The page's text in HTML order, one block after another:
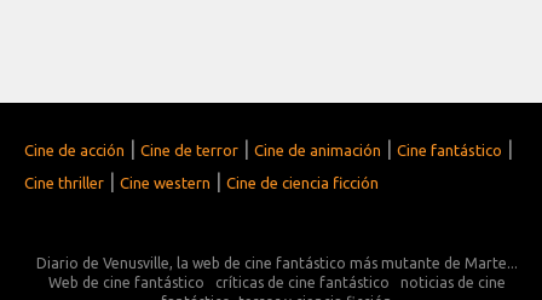
Cine de acción | Cine de terror | Cine de animación | Cine fantástico |
Cine thriller | Cine western | Cine de ciencia ficción
Diario de Venusville, la web de cine fantástico más mutante de Marte...
Web de cine fantástico
críticas de cine fantástico
noticias de cine